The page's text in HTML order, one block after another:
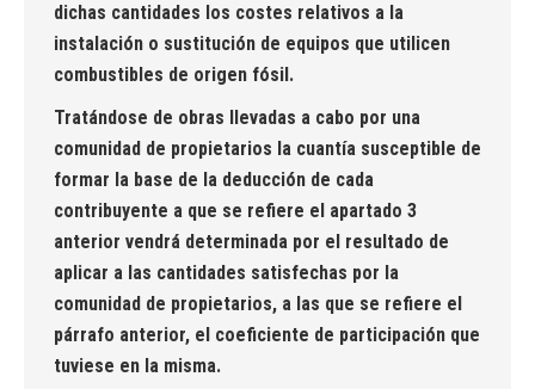
dichas cantidades los costes relativos a la
instalación o sustitución de equipos que utilicen
combustibles de origen fósil.
Tratándose de obras llevadas a cabo por una
comunidad de propietarios la cuantía susceptible de
formar la base de la deducción de cada
contribuyente a que se refiere el apartado 3
anterior vendrá determinada por el resultado de
aplicar a las cantidades satisfechas por la
comunidad de propietarios, a las que se refiere el
párrafo anterior, el coeficiente de participación que
tuviese en la misma.